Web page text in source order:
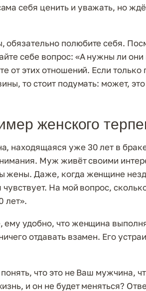
себя ценить и уважать, но
полюбите себя.
себе вопрос: «А нужны ли они
от этих отношений. Если только
то стоит подумать: может,
женского
находящаяся уже 30 лет в
Муж живёт своими
жены. Даже, когда женщине
На мой вопрос,
лет».
ему удобно, что женщина
отдавать взамен. Его
что это не Ваш мужчина,
и он не будет меняться?